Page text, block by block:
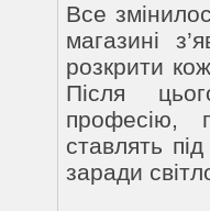
Все
магазині
розкрити
Після
професію,
ставлять
заради